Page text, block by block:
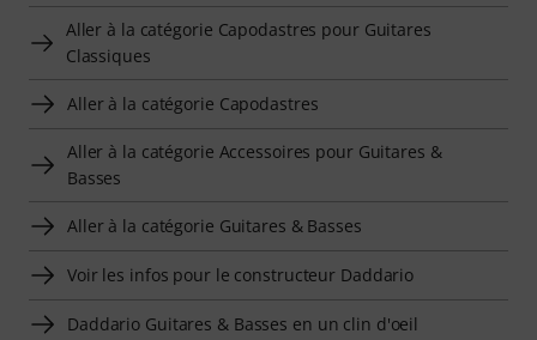
Aller à la catégorie Capodastres pour Guitares
Classiques
Aller à la catégorie Capodastres
Aller à la catégorie Accessoires pour Guitares &
Basses
Aller à la catégorie Guitares & Basses
Voir les infos pour le constructeur Daddario
Daddario Guitares & Basses en un clin d'oeil